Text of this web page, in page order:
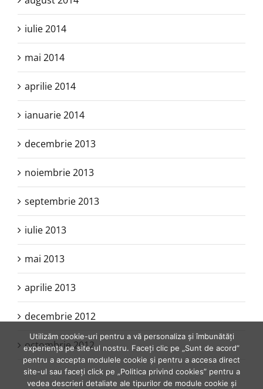
iulie 2014
mai 2014
aprilie 2014
ianuarie 2014
decembrie 2013
noiembrie 2013
septembrie 2013
iulie 2013
mai 2013
aprilie 2013
decembrie 2012
octombrie 2012
Utilizăm cookie-uri pentru a vă personaliza și îmbunătăți
experiența pe site-ul nostru. Faceți clic pe „Sunt de acord”
pentru a accepta modulele cookie și pentru a accesa direct
site-ul sau faceți click pe „Politica privind cookies” pentru a
vedea descrieri detaliate ale tipurilor de module cookie și